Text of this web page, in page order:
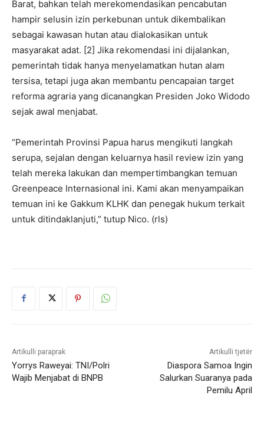
Barat, bahkan telah merekomendasikan pencabutan
hampir selusin izin perkebunan untuk dikembalikan
sebagai kawasan hutan atau dialokasikan untuk
masyarakat adat. [2] Jika rekomendasi ini dijalankan,
pemerintah tidak hanya menyelamatkan hutan alam
tersisa, tetapi juga akan membantu pencapaian target
reforma agraria yang dicanangkan Presiden Joko Widodo
sejak awal menjabat.
“Pemerintah Provinsi Papua harus mengikuti langkah
serupa, sejalan dengan keluarnya hasil review izin yang
telah mereka lakukan dan mempertimbangkan temuan
Greenpeace Internasional ini. Kami akan menyampaikan
temuan ini ke Gakkum KLHK dan penegak hukum terkait
untuk ditindaklanjuti,” tutup Nico. (rls)
Artikulli paraprak
Yorrys Raweyai: TNI/Polri
Wajib Menjabat di BNPB
Artikulli tjetër
Diaspora Samoa Ingin
Salurkan Suaranya pada
Pemilu April